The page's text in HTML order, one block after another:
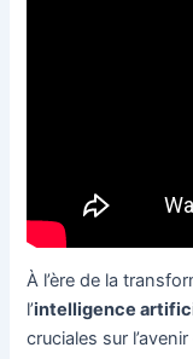
À l’ère de la
l’intelligence
cruciales sur